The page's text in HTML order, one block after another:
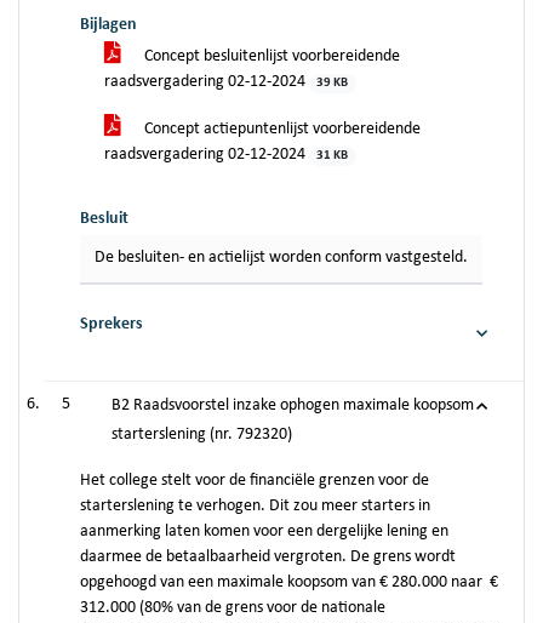
Bijlagen
Concept besluitenlijst voorbereidende
raadsvergadering 02-12-2024
39 KB
Concept actiepuntenlijst voorbereidende
raadsvergadering 02-12-2024
31 KB
Besluit
De besluiten- en actielijst worden conform vastgesteld.
Sprekers
5
B2 Raadsvoorstel inzake ophogen maximale koopsom
starterslening (nr. 792320)
Het college stelt voor de financiële grenzen voor de
starterslening te verhogen. Dit zou meer starters in
aanmerking laten komen voor een dergelijke lening en
daarmee de betaalbaarheid vergroten. De grens wordt
opgehoogd van een maximale koopsom van € 280.000 naar €
312.000 (80% van de grens voor de nationale